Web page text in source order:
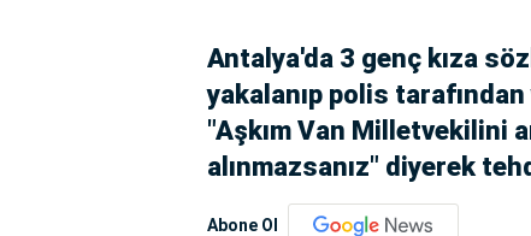
Antalya'da 3 genç kıza
yakalanıp polis
"Aşkım Van Milletvekilini
alınmazsanız" diyerek
Abone Ol